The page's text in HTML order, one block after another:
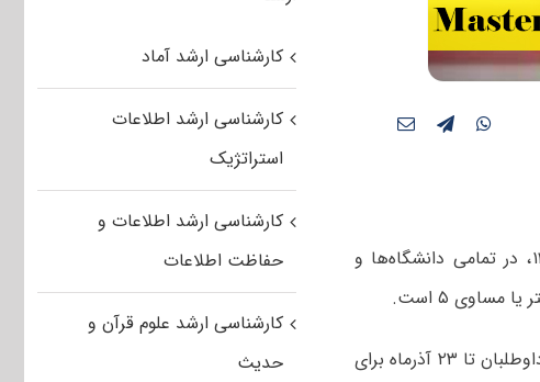
طبق مصوبه شورای سنجش و پذیرش، در آزمون کارشناسی ارشد سال ۱۴۰۵، در تمامی دانشگاه‌ها و
۵ است.
آغاز شده است و داوطلبان تا ۲۳ آذرماه برای
کارشناسی ارشد آماد
کارشناسی ارشد اطلاعات
استراتژیک
کارشناسی ارشد اطلاعات و
حفاظت اطلاعات
کارشناسی ارشد علوم قرآن و
حدیث